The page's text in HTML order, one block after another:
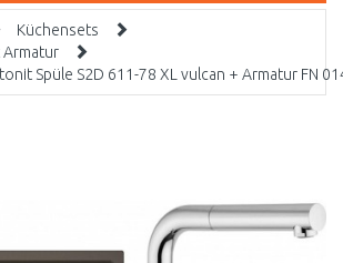
Küchensets
Spüle S2D 611-78 XL vulcan + Armatur FN